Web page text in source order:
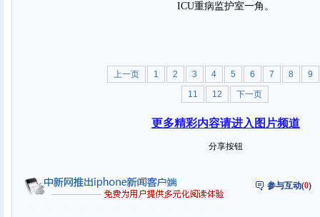
ICU重病监护室一角。
上一页 1 2 3 4 5 6 7 8
9
11
12 下一页
更多精彩内容请进入图片频道
分享按钮
参与互动(0)